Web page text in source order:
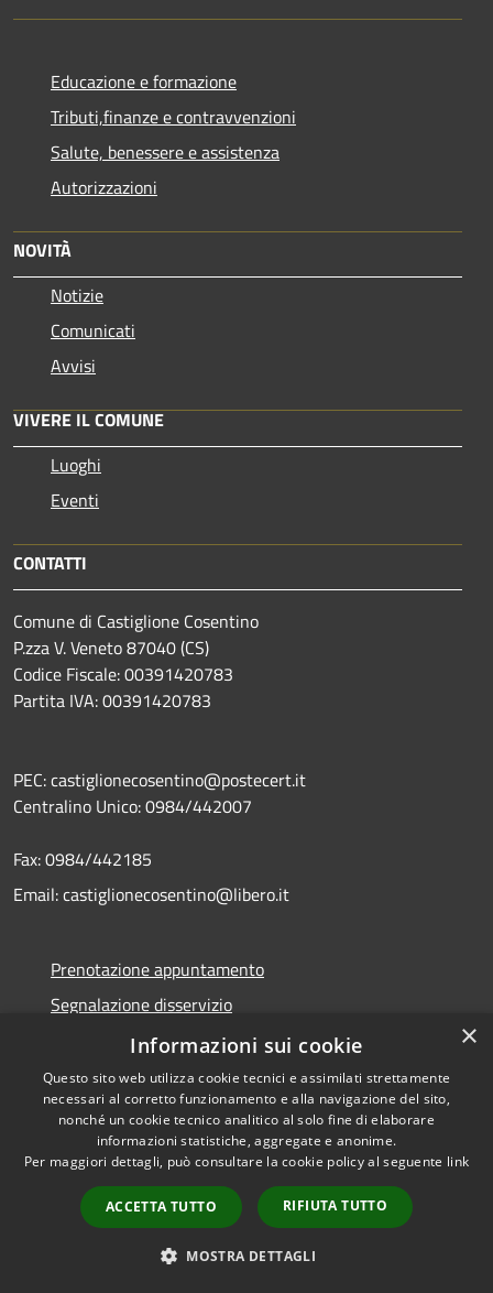
Educazione e formazione
Tributi,finanze e contravvenzioni
Salute, benessere e assistenza
Autorizzazioni
NOVITÀ
Notizie
Comunicati
Avvisi
VIVERE IL COMUNE
Luoghi
Eventi
CONTATTI
Comune di Castiglione Cosentino
P.zza V. Veneto 87040 (CS)
Codice Fiscale: 00391420783
Partita IVA: 00391420783
PEC: castiglionecosentino@postecert.it
Centralino Unico: 0984/442007
Fax: 0984/442185
Email: castiglionecosentino@libero.it
Prenotazione appuntamento
Segnalazione disservizio
Leggi le FAQ
Richiesta assistenza
Amministrazione trasparente
Albo Pretorio
Informativa privacy
×
Informazioni sui cookie
Questo sito web utilizza cookie tecnici e assimilati strettamente
necessari al corretto funzionamento e alla navigazione del sito,
nonché un cookie tecnico analitico al solo fine di elaborare
informazioni statistiche, aggregate e anonime.
Per maggiori dettagli, può consultare la cookie policy al seguente link
ACCETTA TUTTO RIFIUTA TUTTO
MOSTRA DETTAGLI